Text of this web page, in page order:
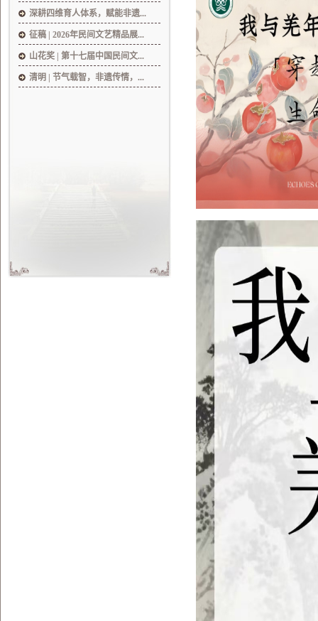
深耕四维育人体系，赋能非遗...
征稿 | 2026年民间文艺精品展...
山花奖 | 第十七届中国民间文...
清明 | 节气载智，非遗传情，...